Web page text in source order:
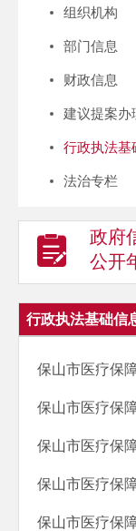
组织机构
部门信息
财政信息
建议提案办
行政执法基
法治专栏
政府
公开
行政执法基础信